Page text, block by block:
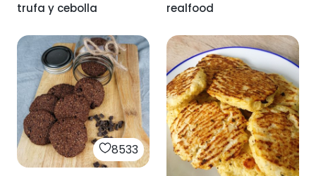
trufa y cebolla
realfood
8533